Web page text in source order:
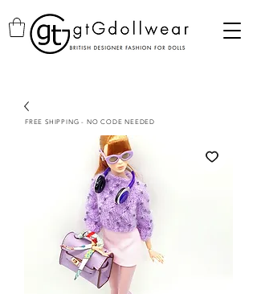
FREE SHIPPING - NO CODE NEEDED